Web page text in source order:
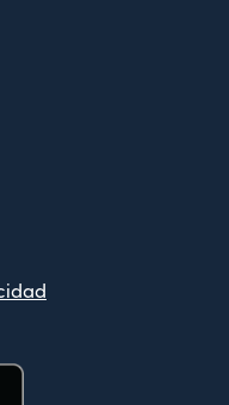
nueva)nueva)
ventana nueva)
en una ventana nueva)